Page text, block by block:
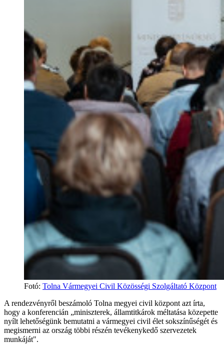
Fotó: Tolna Vármegyei Civil Közösségi Szolgáltató Központ
A rendezvényről beszámoló Tolna megyei civil központ azt írta,
hogy a konferencián „miniszterek, államtitkárok méltatása közepette
nyílt lehetőségünk bemutatni a vármegyei civil élet sokszínűségét és
megismerni az ország többi részén tevékenykedő szervezetek
munkáját".